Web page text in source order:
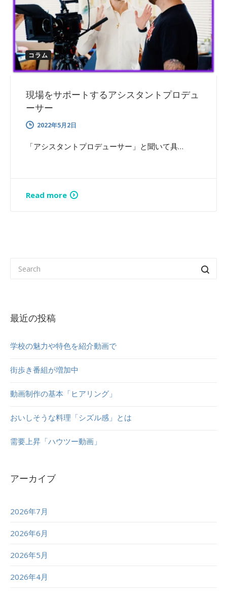
コラム
現場をサポートするアシスタントプロデュ
ーサー
2022年5月2日
「アシスタントプロデューサー」と聞いて具…
Read more
最近の投稿
学校の魅力や特色を紹介動画で
街歩き番組が増加中
動画制作の基本「ヒアリング」
おいしそうな料理「シズル感」とは
需要上昇「ハウツー動画」
アーカイブ
2026年7月
2026年6月
2026年5月
2026年4月